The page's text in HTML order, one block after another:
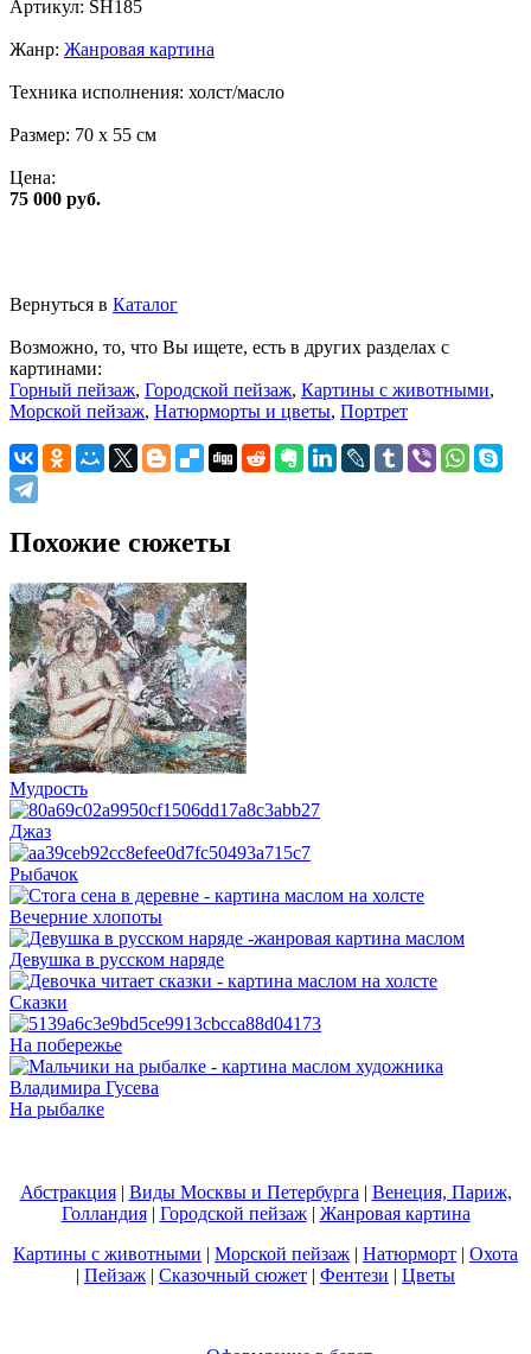
Артикул: SH185
Жанр: Жанровая картина
Техника исполнения: холст/масло
Размер: 70 x 55 см
Цена:
75 000 руб.
Вернуться в Каталог
Возможно, то, что Вы ищете, есть в других разделах с
картинами:
Горный пейзаж, Городской пейзаж, Картины с животными,
Морской пейзаж, Натюрморты и цветы, Портрет
Похожие сюжеты
Мудрость
Джаз
Рыбачок
Вечерние хлопоты
Девушка в русском наряде
Сказки
На побережье
На рыбалке
Абстракция| Виды Москвы и Петербурга | Венеция, Париж,
Голландия| Городской пейзаж| Жанровая картина
Картины с животными | Морской пейзаж | Натюрморт | Охота
| Пейзаж | Сказочный сюжет | Фентези | Цветы